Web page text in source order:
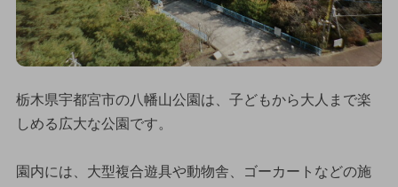
栃木県宇都宮市の八幡山公園は、子どもから大人まで楽
しめる広大な公園です。
園内には、大型複合遊具や動物舎、ゴーカートなどの施